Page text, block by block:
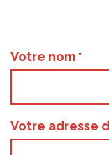
Votre nom
Votre adresse